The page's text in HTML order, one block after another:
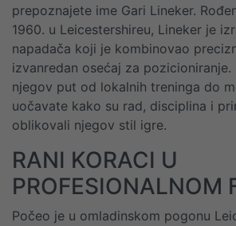
prepoznajete ime Gari Lineker.
1960. u Leicestershireu, Lineker je
napadača koji je kombinovao
izvanredan osećaj za
njegov put od lokalnih treninga do
uočavate kako su rad, disciplina i
oblikovali njegov stil igre.
RANI KORACI U
PROFESIONALNOM
Počeo je u omladinskom pogonu